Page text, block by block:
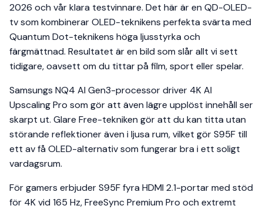
2026 och vår klara testvinnare. Det här är en QD-OLED-
tv som kombinerar OLED-teknikens perfekta svärta med
Quantum Dot-teknikens höga ljusstyrka och
färgmättnad. Resultatet är en bild som slår allt vi sett
tidigare, oavsett om du tittar på film, sport eller spelar.
Samsungs NQ4 AI Gen3-processor driver 4K AI
Upscaling Pro som gör att även lägre upplöst innehåll ser
skarpt ut. Glare Free-tekniken gör att du kan titta utan
störande reflektioner även i ljusa rum, vilket gör S95F till
ett av få OLED-alternativ som fungerar bra i ett soligt
vardagsrum.
För gamers erbjuder S95F fyra HDMI 2.1-portar med stöd
för 4K vid 165 Hz, FreeSync Premium Pro och extremt